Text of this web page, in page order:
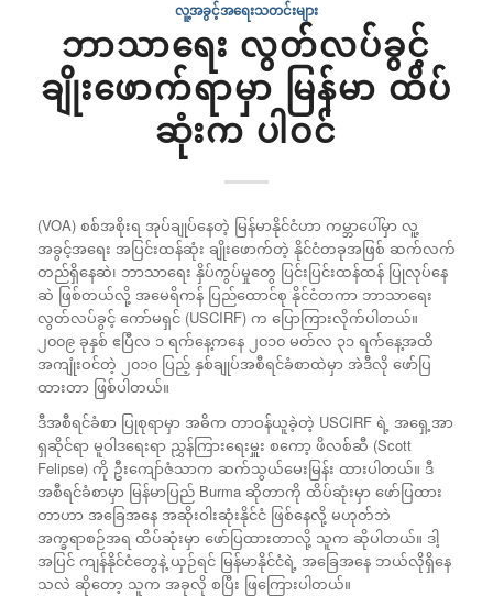
လူ့အခွင့်အရေးသတင်းများ
ဘာသာရေး လွတ်လပ်ခွင့်
ချိုးဖောက်ရာမှာ မြန်မာ ထိပ်
ဆုံးက ပါဝင်
(VOA) စစ်အစိုးရ အုပ်ချုပ်နေတဲ့ မြန်မာနိုင်ငံဟာ ကမ္ဘာပေါ်မှာ လူ့
အခွင့်အရေး အပြင်းထန်ဆုံး ချိုးဖောက်တဲ့ နိုင်ငံတခုအဖြစ် ဆက်လက်
တည်ရှိနေဆဲ၊ ဘာသာရေး နှိပ်ကွပ်မှုတွေ ပြင်းပြင်းထန်ထန် ပြုလုပ်နေ
ဆဲ ဖြစ်တယ်လို့ အမေရိကန် ပြည်ထောင်စု နိုင်ငံတကာ ဘာသာရေး
လွတ်လပ်ခွင့် ကော်မရှင် (USCIRF) က ပြောကြားလိုက်ပါတယ်။
၂၀၀၉ ခုနှစ် ဧပြီလ ၁ ရက်နေ့ကနေ ၂၀၁၀ မတ်လ ၃၁ ရက်နေ့အထိ
အကျုံးဝင်တဲ့ ၂၀၁၀ ပြည့် နှစ်ချုပ်အစီရင်ခံစာထဲမှာ အဲဒီလို ဖော်ပြ
ထားတာ ဖြစ်ပါတယ်။
ဒီအစီရင်ခံစာ ပြုစုရာမှာ အဓိက တာဝန်ယူခဲ့တဲ့ USCIRF ရဲ့ အရှေ့အာ
ရှဆိုင်ရာ မူဝါဒရေးရာ ညွှန်ကြားရေးမှူး စကော့ ဖိလစ်ဆီ (Scott
Felipse) ကို ဦးကျော်ဇံသာက ဆက်သွယ်မေးမြန်း ထားပါတယ်။ ဒီ
အစီရင်ခံစာမှာ မြန်မာပြည် Burma ဆိုတာကို ထိပ်ဆုံးမှာ ဖော်ပြထား
တာဟာ အခြေအနေ အဆိုးဝါးဆုံးနိုင်ငံ ဖြစ်နေလို့ မဟုတ်ဘဲ
အက္ခရာစဉ်အရ ထိပ်ဆုံးမှာ ဖော်ပြထားတာလို့ သူက ဆိုပါတယ်။ ဒါ့
အပြင် ကျန်နိုင်ငံတွေနဲ့ ယှဉ်ရင် မြန်မာနိုင်ငံရဲ့ အခြေအနေ ဘယ်လိုရှိနေ
သလဲ ဆိုတော့ သူက အခုလို စပြီး ဖြကြေားပါတယ်။